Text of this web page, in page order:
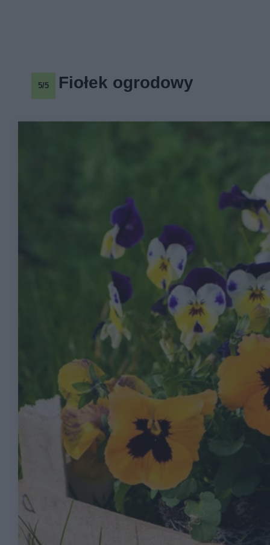
5/5 Fiołek ogrodowy